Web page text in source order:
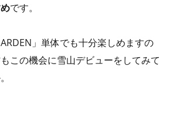
です。
」単体でも十分楽しめますの
この機会に雪山デビューをしてみて